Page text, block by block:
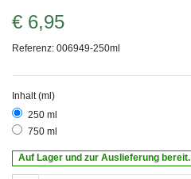
€ 6,95
Referenz: 006949-250ml
Inhalt (ml)
250 ml
750 ml
Auf Lager und zur Auslieferung bereit.